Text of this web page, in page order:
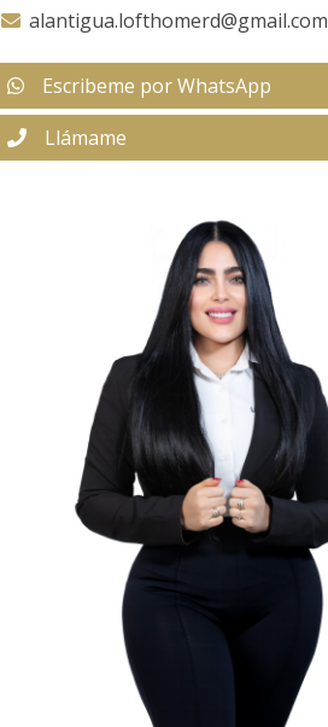
alantigua.lofthomerd@gmail.com
Escribeme por WhatsApp
Llámame